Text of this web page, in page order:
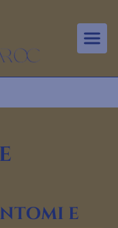
e